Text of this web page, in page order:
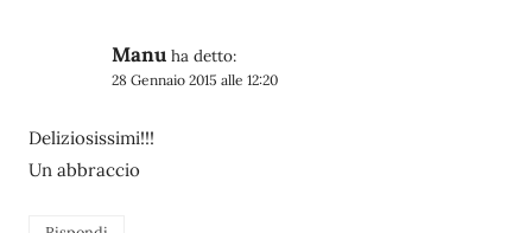
Manu ha detto:
28 Gennaio 2015 alle 12:20
Deliziosissimi!!!
Un abbraccio